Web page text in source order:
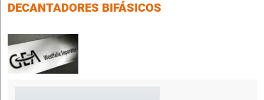
DECANTADORES BIFÁSICOS